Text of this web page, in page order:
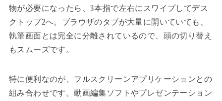
物が必要になったら、3本指で左右にスワイプしてデス
クトップ2へ。ブラウザのタブが大量に開いていても、
執筆画面とは完全に分離されているので、頭の切り替え
もスムーズです。
特に便利なのが、フルスクリーンアプリケーションとの
組み合わせです。動画編集ソフトやプレゼンテーション